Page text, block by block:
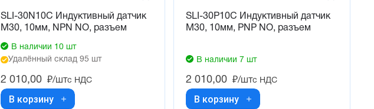
SLI-30N10C Индуктивный датчик
М30, 10мм, NPN NO, разъем
В наличии 10 шт
Удалённый склад 95 шт
2 010,00 ₽/штс НДС
В корзину
SLI-30P10C Индуктивный датчик
М30, 10мм, PNP NO, разъем
В наличии 7 шт
2 010,00 ₽/штс НДС
В корзину